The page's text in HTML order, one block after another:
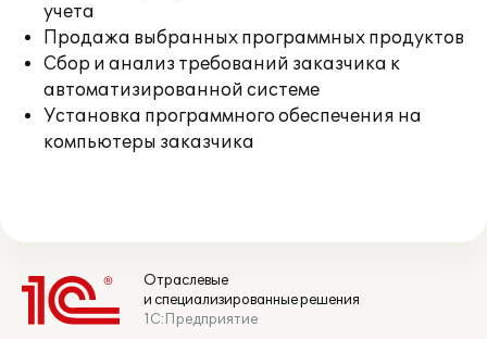
учета
Продажа выбранных программных продуктов
Сбор и анализ требований заказчика к
автоматизированной системе
Установка программного обеспечения на
компьютеры заказчика
Отраслевые
и специализированные решения
1С:Предприятие